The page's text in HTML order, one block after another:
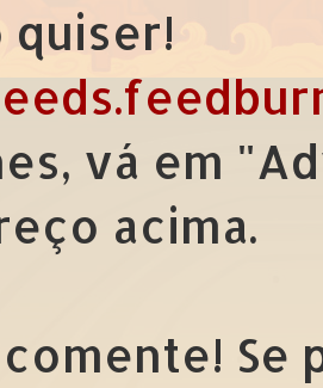
quiser!
vá em
acima.
comente!